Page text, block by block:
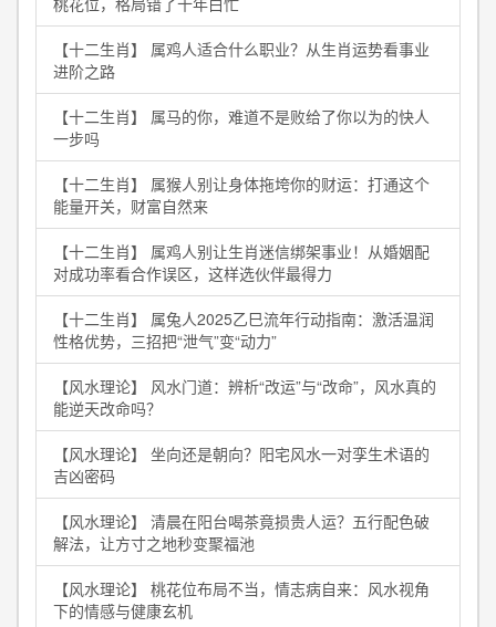
【十二生肖】 属鸡人适合什么职业？从生肖运势看事业
进阶之路
【十二生肖】 属马的你，难道不是败给了你以为的快人
一步吗
【十二生肖】 属猴人别让身体拖垮你的财运：打通这个
能量开关，财富自然来
【十二生肖】 属鸡人别让生肖迷信绑架事业！从婚姻配
对成功率看合作误区，这样选伙伴最得力
【十二生肖】 属兔人2025乙巳流年行动指南：激活温润
性格优势，三招把“泄气”变“动力”
【风水理论】 风水门道：辨析“改运”与“改命”，风水真的
能逆天改命吗？
【风水理论】 坐向还是朝向？阳宅风水一对孪生术语的
吉凶密码
【风水理论】 清晨在阳台喝茶竟损贵人运？五行配色破
解法，让方寸之地秒变聚福池
【风水理论】 桃花位布局不当，情志病自来：风水视角
下的情感与健康玄机